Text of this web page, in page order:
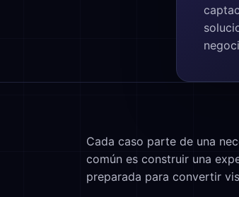
Cada caso parte de una
común es construir una
preparada para convertir